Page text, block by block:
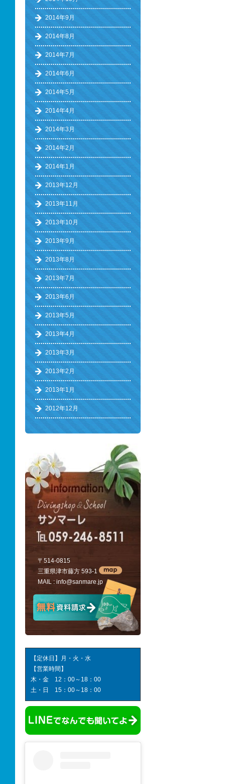
2014年9月
2014年8月
2014年7月
2014年6月
2014年5月
2014年4月
2014年3月
2014年2月
2014年1月
2013年12月
2013年11月
2013年10月
2013年9月
2013年8月
2013年7月
2013年6月
2013年5月
2013年4月
2013年3月
2013年2月
2013年1月
2012年12月
〒514-0815
三重県津市藤方 593-1
MAIL : info@sanmare.jp
【定休日】月・火・水
【営業時間】
木・金 12：00～18：00
土・日 15：00～18：00